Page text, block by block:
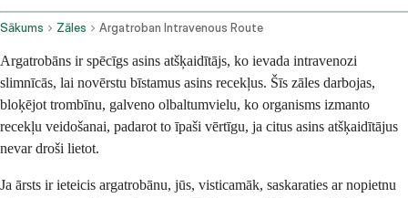
Sākums Zāles Argatroban Intravenous Route
Argatrobāns ir spēcīgs asins atšķaidītājs, ko ievada intravenozi
slimnīcās, lai novērstu bīstamus asins recekļus. Šīs zāles darbojas,
bloķējot trombīnu, galveno olbaltumvielu, ko organisms izmanto
recekļu veidošanai, padarot to īpaši vērtīgu, ja citus asins atšķaidītājus
nevar droši lietot.
Ja ārsts ir ieteicis argatrobānu, jūs, visticamāk, saskaraties ar nopietnu